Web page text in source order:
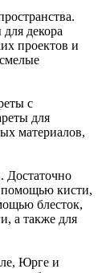
декора
проектов и
с
для
материалов,
Достаточно
помощью кисти,
блесток,
а также для
Юрге и